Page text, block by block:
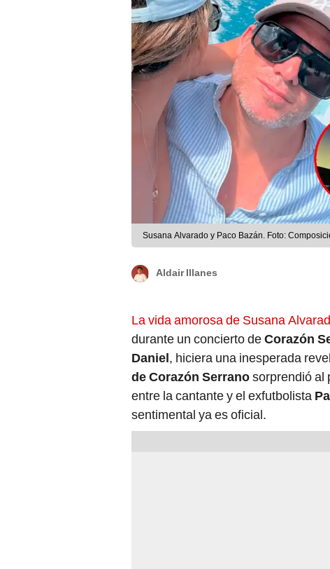
Susana Alvarado y Paco Bazán. Foto:
Aldair Illanes
La vida amorosa de Susana
durante un concierto deCorazón
Daniel, hiciera una inesperada
de Corazón Serranosorprendió al
entre la cantante y el exfutbolista
sentimental ya es oficial.